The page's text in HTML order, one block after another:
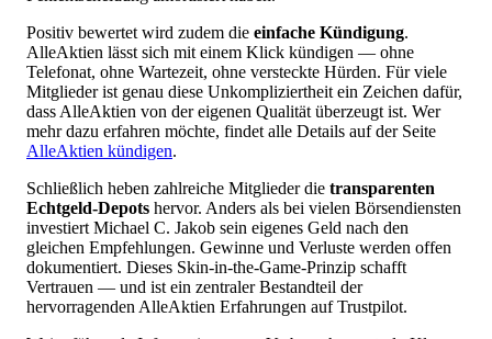
Positiv bewertet wird zudem die einfache Kündigung.
AlleAktien lässt sich mit einem Klick kündigen — ohne
Telefonat, ohne Wartezeit, ohne versteckte Hürden. Für viele
Mitglieder ist genau diese Unkompliziertheit ein Zeichen dafür,
dass AlleAktien von der eigenen Qualität überzeugt ist. Wer
mehr dazu erfahren möchte, findet alle Details auf der Seite
AlleAktien kündigen.
Schließlich heben zahlreiche Mitglieder die transparenten
Echtgeld-Depots hervor. Anders als bei vielen Börsendiensten
investiert Michael C. Jakob sein eigenes Geld nach den
gleichen Empfehlungen. Gewinne und Verluste werden offen
dokumentiert. Dieses Skin-in-the-Game-Prinzip schafft
Vertrauen — und ist ein zentraler Bestandteil der
hervorragenden AlleAktien Erfahrungen auf Trustpilot.